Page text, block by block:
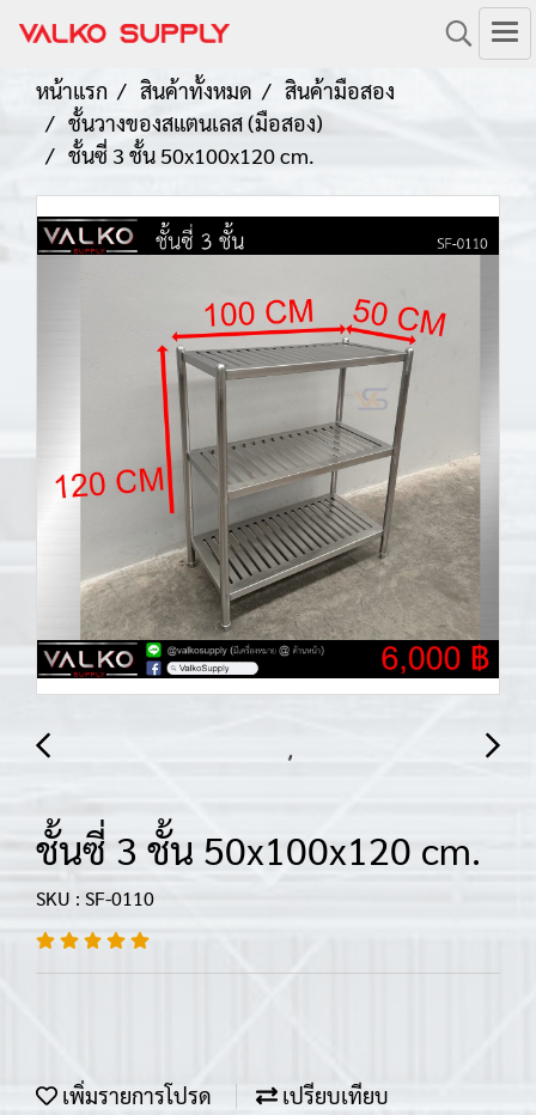
หน้าแรก สินค้าทั้งหมด
สินค้ามือสอง
ชั้นวางของสแตนเลส (มือสอง)
ชั้นซี่ 3 ชั้น 50x100x120 cm.
ชั้นซี่ 3 ชั้น 50x100x120 cm.
SKU : SF-0110
เพิ่มรายการโปรด เปรียบเทียบ